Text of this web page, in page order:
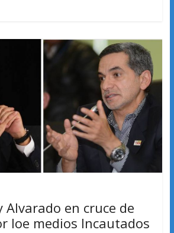
Alvarado en cruce de
loe medios Incautados